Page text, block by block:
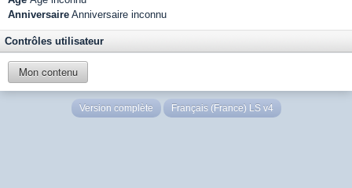
Anniversaire Anniversaire inconnu
Contrôles utilisateur
Mon contenu
Version complète Français (France) LS v4